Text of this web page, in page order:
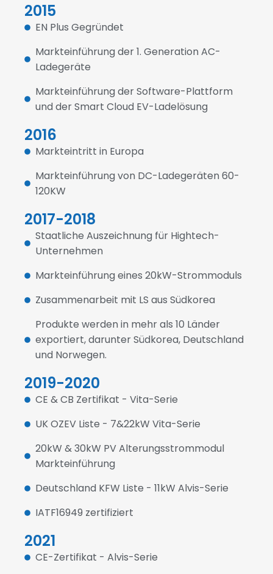
2015
EN Plus Gegründet
Markteinführung der 1. Generation AC-
Ladegeräte
Markteinführung der Software-Plattform
und der Smart Cloud EV-Ladelösung
2016
Markteintritt in Europa
Markteinführung von DC-Ladegeräten 60-
120KW
2017-2018
Staatliche Auszeichnung für Hightech-
Unternehmen
Markteinführung eines 20kW-Strommoduls
Zusammenarbeit mit LS aus Südkorea
Produkte werden in mehr als 10 Länder
exportiert, darunter Südkorea, Deutschland
und Norwegen.
2019-2020
CE & CB Zertifikat - Vita-Serie
UK OZEV Liste - 7&22kW Vita-Serie
20kW & 30kW PV Alterungsstrommodul
Markteinführung
Deutschland KFW Liste - 11kW Alvis-Serie
IATF16949 zertifiziert
2021
CE-Zertifikat - Alvis-Serie